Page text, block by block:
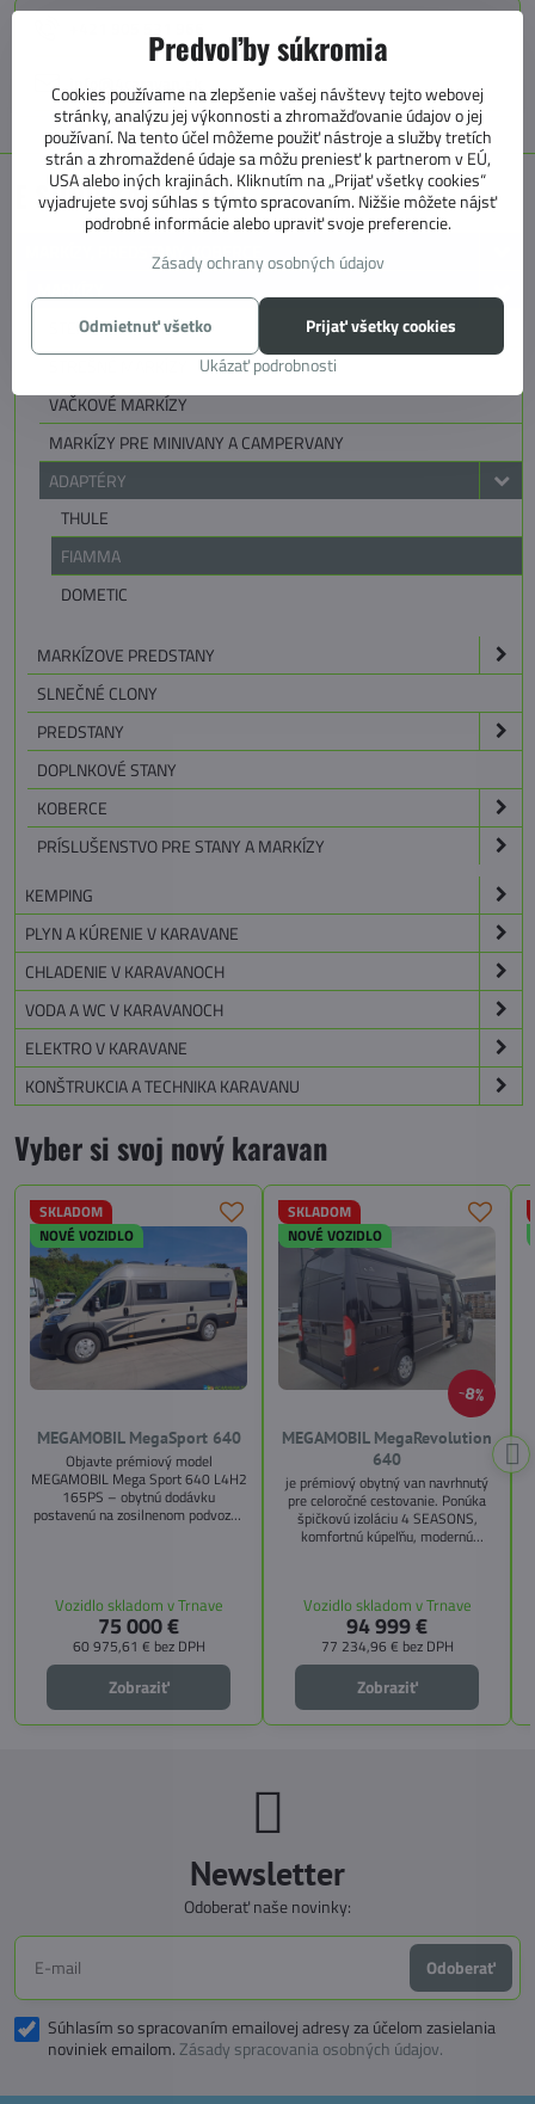
info@4caravan.sk
E SHOP KATEGÓRIE
MARKÍZY, PREDSTANY, KOBERCE
STENOVÉ MARKÍZY
VAČKOVÉ MARKÍZY
MARKÍZY PRE MINIVANY A CAMPERVANY
ADAPTÉRY
THULE
FIAMMA
DOMETIC
MARKÍZOVE PREDSTANY
SLNEČNÉ CLONY
PREDSTANY
DOPLNKOVÉ STANY
KOBERCE
PRÍSLUŠENSTVO PRE STANY A MARKÍZY
KEMPING
PLYN A KÚRENIE V KARAVANE
CHLADENIE V KARAVANOCH
VODA A WC V KARAVANOCH
ELEKTRO V KARAVANE
KONŠTRUKCIA A TECHNIKA KARAVANU
Vyber si svoj nový karavan
SKLADOM
NOVÉ VOZIDLO
MEGAMOBIL MegaSport 640
Objavte prémiový model
MEGAMOBIL Mega Sport 640 L4H2
165PS – obytnú dodávku
postavenú na zosilnenom podvozku
pozdĺžnemu lôžku a možnosti
doplniť predné prídavné lôžko.
Vozidlo skladom v Trnave
75 000 €
60 975,61 € bez DPH
Zobraziť
8%
SKLADOM
NOVÉ VOZIDLO
MEGAMOBIL MegaRevolution
640
je prémiový obytný van navrhnutý
pre celoročné cestovanie. Ponúka
špičkovú izoláciu 4 SEASONS,
komfortnú kúpeľňu, modernú
CITY, TECHNO, SICHERHEIT a
MEGA WINTER získate maximálnu
bezpečnosť, pohodlie a
technologické inovácie. Ideálna
voľba pre tých, ktorí hľadajú luxus,
funkčnosť a slobodu na cestách.
Vozidlo skladom v Trnave
94 999 €
77 234,96 € bez DPH
Zobraziť
Newsletter
Odoberať naše novinky:
Odoberať
Súhlasím so spracovaním emailovej adresy za účelom zasielania
noviniek emailom.Zásady spracovania osobných údajov.
Predvoľby súkromia
Cookies používame na zlepšenie vašej návštevy tejto webovej
stránky, analýzu jej výkonnosti a zhromažďovanie údajov o jej
používaní. Na tento účel môžeme použiť nástroje a služby tretích
strán a zhromaždené údaje sa môžu preniesť k partnerom v EÚ,
USA alebo iných krajinách. Kliknutím na „Prijať všetky cookies“
vyjadrujete svoj súhlas s týmto spracovaním. Nižšie môžete nájsť
podrobné informácie alebo upraviť svoje preferencie.
Zásady ochrany osobných údajov
Ukázať podrobnosti
Prijať všetky cookies
Odmietnuť všetko